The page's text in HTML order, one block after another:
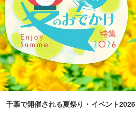
千葉で開催される夏祭り・イベント2026